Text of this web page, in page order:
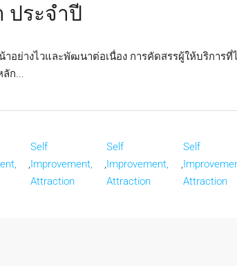
ประจำปี
าอย่างไวและพัฒนาต่อเนื่อง การคัดสรรผู้ให้บริการ
ก...
,
Self
Improvement,
Attraction
,
Self
Improvement,
Attraction
,
Self
Attraction